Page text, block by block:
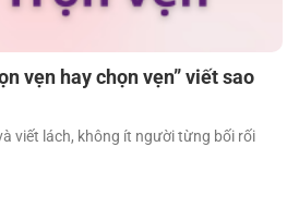
vẹn hay chọn vẹn” viết sao
viết lách, không ít người từng bối rối